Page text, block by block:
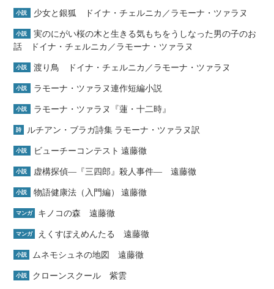
小説 少女と銀狐 ドイナ・チェルニカ／ラモーナ・ツァラヌ
小説
実のにがい桜の木と生きる気もちをうしなった男の子のお
話 ドイナ・チェルニカ／ラモーナ・ツァラヌ
小説 渡り鳥 ドイナ・チェルニカ／ラモーナ・ツァラヌ
小説 ラモーナ・ツァラヌ連作短編小説
小説 ラモーナ・ツァラヌ『蓮・十二時』
詩 ルチアン・ブラガ詩集 ラモーナ・ツァラヌ訳
小説 ビューチーコンテスト 遠藤徹
小説 虚構探偵―『三四郎』殺人事件― 遠藤徹
小説 物語健康法（入門編） 遠藤徹
マンガ キノコの森 遠藤徹
マンガ えくすぽえめんたる 遠藤徹
小説 ムネモシュネの地図 遠藤徹
小説 クローンスクール 紫雲